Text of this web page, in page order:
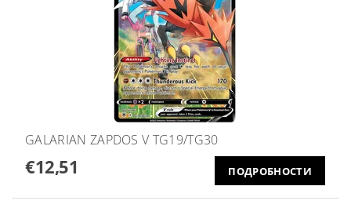
GALARIAN ZAPDOS V TG19/TG30
€12,51 ПОДРОБНОСТИ